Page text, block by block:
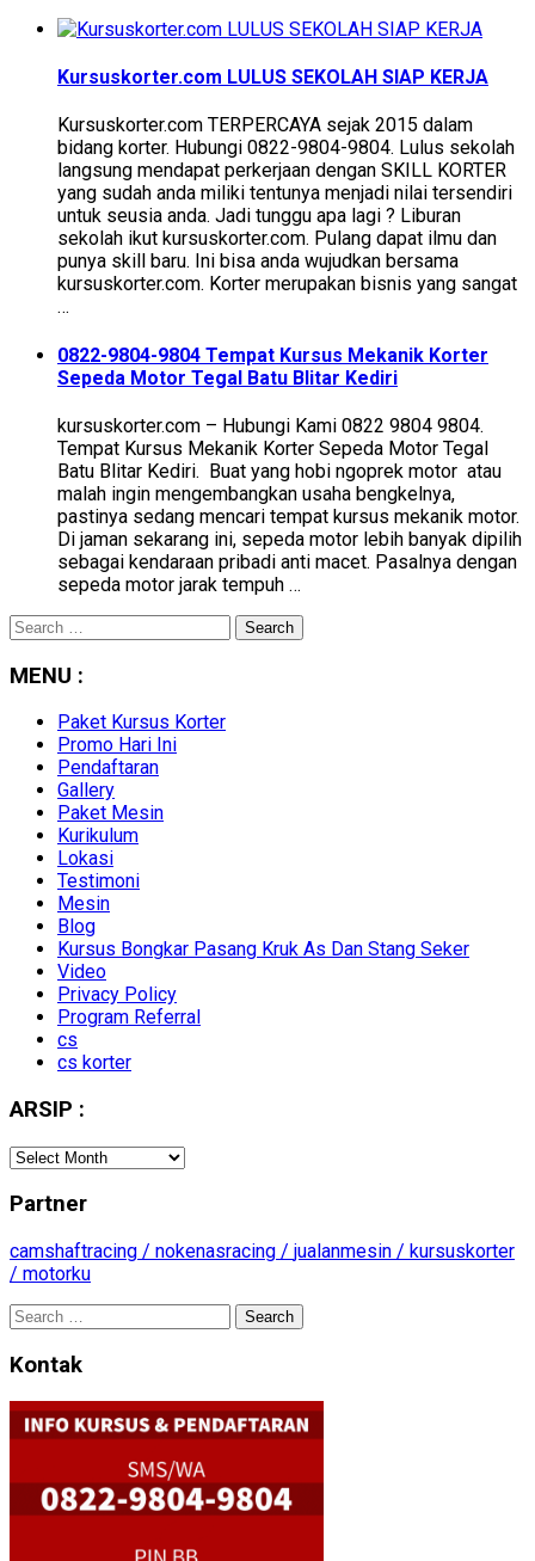
Kursuskorter.com LULUS SEKOLAH SIAP KERJA
Kursuskorter.com TERPERCAYA sejak 2015 dalam
bidang korter. Hubungi 0822-9804-9804. Lulus sekolah
langsung mendapat perkerjaan dengan SKILL KORTER
yang sudah anda miliki tentunya menjadi nilai tersendiri
untuk seusia anda. Jadi tunggu apa lagi ? Liburan
sekolah ikut kursuskorter.com. Pulang dapat ilmu dan
punya skill baru. Ini bisa anda wujudkan bersama
kursuskorter.com. Korter merupakan bisnis yang sangat
…
0822-9804-9804 Tempat Kursus Mekanik Korter
Sepeda Motor Tegal Batu Blitar Kediri
kursuskorter.com – Hubungi Kami 0822 9804 9804.
Tempat Kursus Mekanik Korter Sepeda Motor Tegal
Batu Blitar Kediri. Buat yang hobi ngoprek motor atau
malah ingin mengembangkan usaha bengkelnya,
pastinya sedang mencari tempat kursus mekanik motor.
Di jaman sekarang ini, sepeda motor lebih banyak dipilih
sebagai kendaraan pribadi anti macet. Pasalnya dengan
sepeda motor jarak tempuh …
Search
for:
MENU :
Paket Kursus Korter
Promo Hari Ini
Pendaftaran
Gallery
Paket Mesin
Kurikulum
Lokasi
Testimoni
Mesin
Blog
Kursus Bongkar Pasang Kruk As Dan Stang Seker
Video
Privacy Policy
Program Referral
cs
cs korter
ARSIP :
ARSIP
Partner
camshaftracing / nokenasracing / jualanmesin / kursuskorter
/ motorku
Search
for:
Kontak